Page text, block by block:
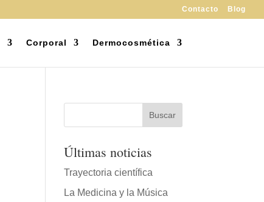
Contacto Blog
Corporal Dermocosmética
Últimas noticias
Trayectoria científica
La Medicina y la Música